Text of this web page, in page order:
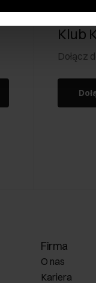
Klub
Dołącz
Firma
O nas
Kariera